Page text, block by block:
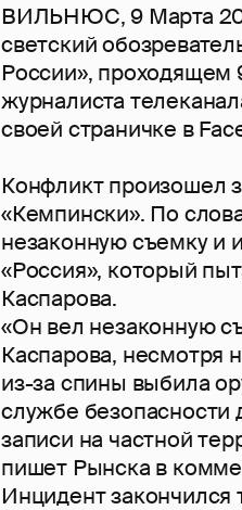
ВИЛЬНЮС, 9 Марта
светский
России», проходящем
журналиста
своей страничке в
Конфликт произошел
«Кемпински». По
незаконную съемку и
«Россия», который
Каспарова.
«Он вел незаконную
Каспарова, несмотря
из-за спины выбила
службе безопасности
записи на частной
пишет Рынска в
Инцидент